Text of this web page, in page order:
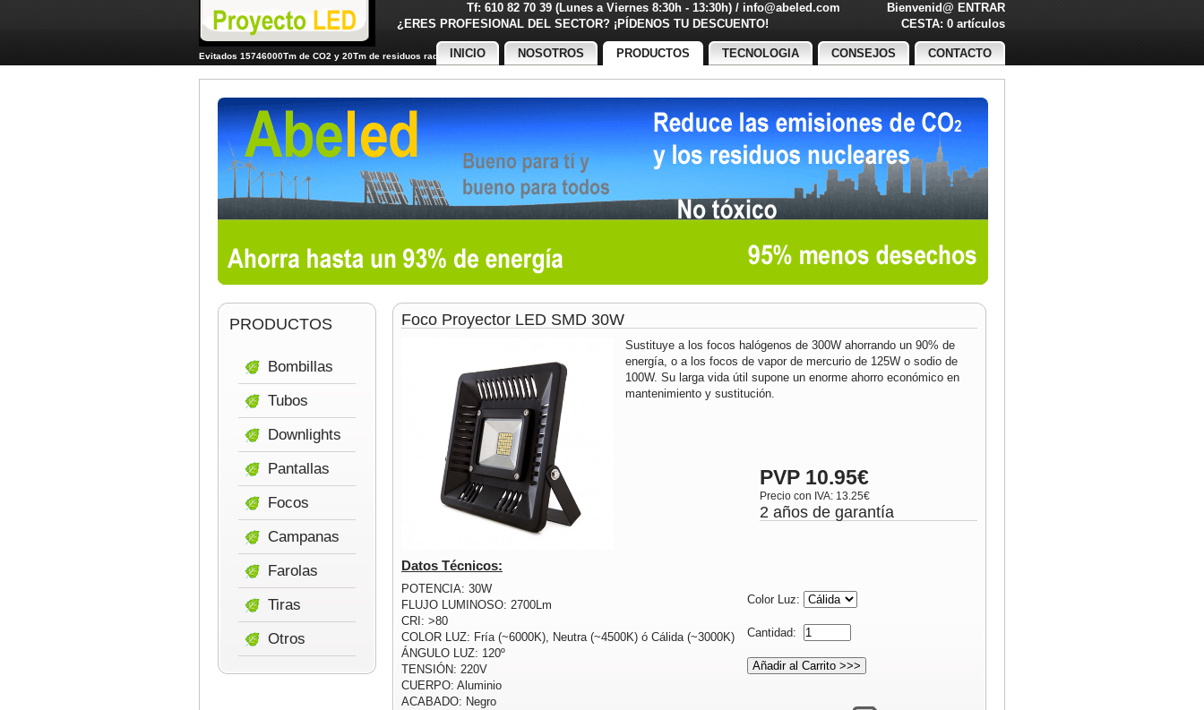
Tf: 610 82 70 39 (Lunes a Viernes 8:30h - 13:30h) / info@abeled.com Bienvenid@ ENTRAR
¿ERES PROFESIONAL DEL SECTOR? ¡PÍDENOS TU DESCUENTO!
CESTA: 0 artículos
Evitados 15746000Tm de CO2 y 20Tm de residuos radiactivos
INICIO NOSOTROS PRODUCTOS TECNOLOGIA CONSEJOS CONTACTO
Foco Proyector LED SMD 30W
Sustituye a los focos halógenos de 300W ahorrando un 90% de
energía, o a los focos de vapor de mercurio de 125W o sodio de
100W. Su larga vida útil supone un enorme ahorro económico en
mantenimiento y sustitución.
PVP 10.95€
Precio con IVA: 13.25€
2 años de garantía
Datos Técnicos:
POTENCIA: 30W
FLUJO LUMINOSO: 2700Lm
CRI: >80
COLOR LUZ: Fría (~6000K), Neutra (~4500K) ó Cálida (~3000K)
ÁNGULO LUZ: 120º
TENSIÓN: 220V
CUERPO: Aluminio
ACABADO: Negro
Color Luz:
Cantidad:
PRODUCTOS
Bombillas
Tubos
Downlights
Pantallas
Focos
Campanas
Farolas
Tiras
Otros